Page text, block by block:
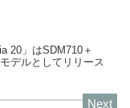
20」はSDM710＋
デルとしてリリース